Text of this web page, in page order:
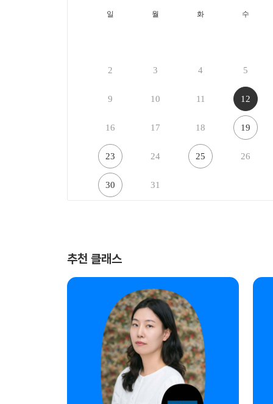
일 월 화 수
2 3 4 5
9 10 11 12
16 17 18 19
23 24 25 26
30 31
추천 클래스